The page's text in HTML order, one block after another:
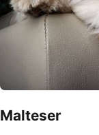
Malteser